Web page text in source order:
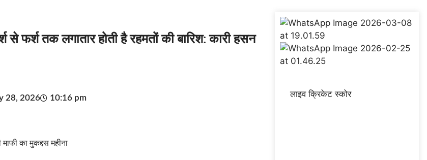
से फर्श तक लगातार होती है रहमतों की बारिश: कारी हसन
28, 2026 10:16 pm
का मुकद्दस महीना
लाइव क्रिकेट स्कोर